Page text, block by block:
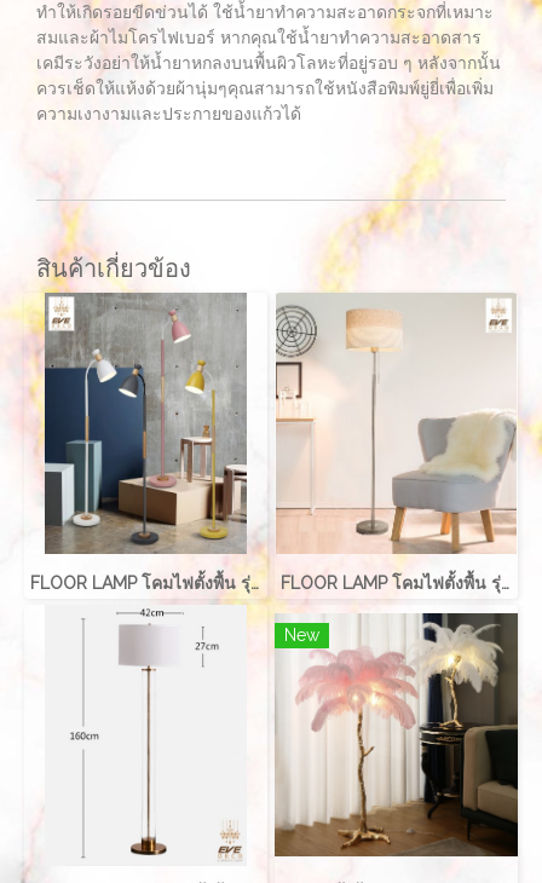
ทำให้เกิดรอยขีดข่วนได้ ใช้น้ำยาทำความสะอาดกระจกที่เหมาะ
สมและผ้าไมโครไฟเบอร์ หากคุณใช้น้ำยาทำความสะอาดสาร
เคมีระวังอย่าให้น้ำยาหกลงบนพื้นผิวโลหะที่อยู่รอบ ๆ หลังจากนั้น
ควรเช็ดให้แห้งด้วยผ้านุ่มๆคุณสามารถใช้หนังสือพิมพ์ยู่ยี่เพื่อเพิ่ม
ความเงางามและประกายของแก้วได้
สินค้าเกี่ยวข้อง
FLOOR LAMP โคมไฟตั้งพื้น รุ่น EVE-00271 FLOOR LAMP โคมไฟตั้งพื้น รุ่น EVE-00241
New